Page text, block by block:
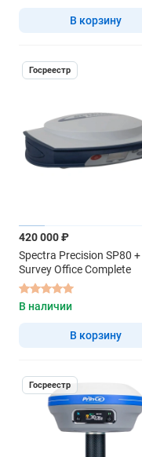
В корзину
Госреестр
420 000 ₽
Spectra Precision SP80 +
Survey Office Complete
В наличии
В корзину
Госреестр